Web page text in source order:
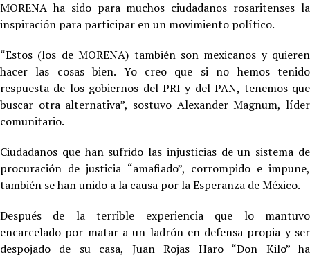
MORENA ha sido para muchos ciudadanos rosaritenses la
inspiración para participar en un movimiento político.
“Estos (los de MORENA) también son mexicanos y quieren
hacer las cosas bien. Yo creo que si no hemos tenido
respuesta de los gobiernos del PRI y del PAN, tenemos que
buscar otra alternativa”, sostuvo Alexander Magnum, líder
comunitario.
Ciudadanos que han sufrido las injusticias de un sistema de
procuración de justicia “amafiado”, corrompido e impune,
también se han unido a la causa por la Esperanza de México.
Después de la terrible experiencia que lo mantuvo
encarcelado por matar a un ladrón en defensa propia y ser
despojado de su casa, Juan Rojas Haro “Don Kilo” ha